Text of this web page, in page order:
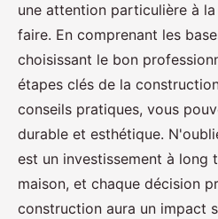
une attention particulière à
faire. En comprenant les
choisissant le bon
étapes clés de la
conseils pratiques, vous
durable et esthétique.
est un investissement à long
maison, et chaque décision
construction aura un impact